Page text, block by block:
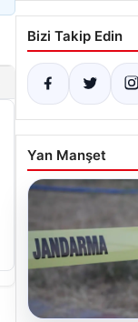
Bizi Takip Edin
Yan Manşet